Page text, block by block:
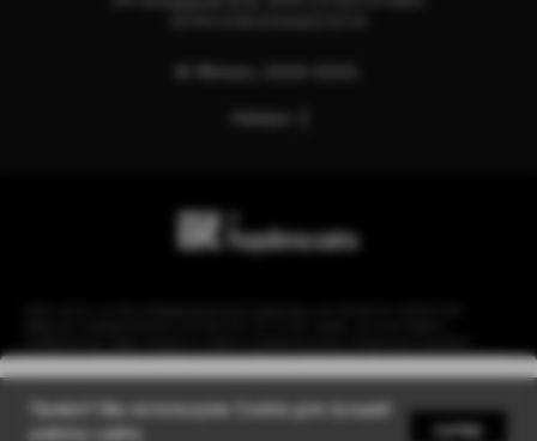
Уведомить
компании Apple Inc. в США и других странах. Instagram принадлежит компании
Meta, признанной экстремистской организацией и запрещенной в РФ.
Привет! Мы используем Cookie для лучшей
работы сайта.
супер